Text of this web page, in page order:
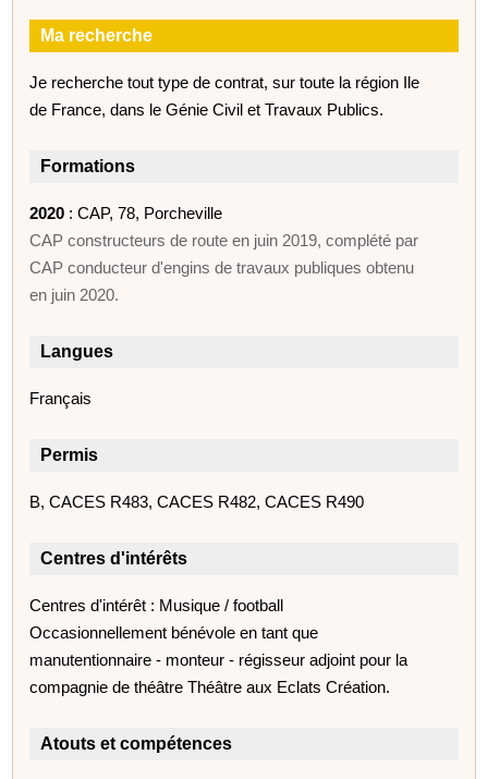
Ma recherche
Je recherche tout type de contrat, sur toute la région Ile
de France, dans le Génie Civil et Travaux Publics.
Formations
2020 : CAP, 78, Porcheville
CAP constructeurs de route en juin 2019, complété par
CAP conducteur d'engins de travaux publiques obtenu
en juin 2020.
Langues
Français
Permis
B, CACES R483, CACES R482, CACES R490
Centres d'intérêts
Centres d'intérêt : Musique / football
Occasionnellement bénévole en tant que
manutentionnaire - monteur - régisseur adjoint pour la
compagnie de théâtre Théâtre aux Eclats Création.
Atouts et compétences